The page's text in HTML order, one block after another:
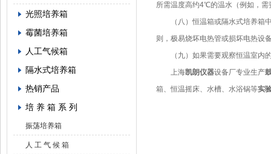
光照培养箱
霉菌培养箱
人工气候箱
隔水式培养箱
热销产品
培 养 箱 系 列
振荡培养箱
人 工 气 候 箱
所需温度高约4℃的温水（例如，
（八）恒温箱或隔水式培养箱中
则，极易烧坏电热管或损坏电热设
（九）如果需要观察恒温室内的
上海凯朗仪器设备厂专业生产
箱、恒温摇床、水槽、水浴锅等实